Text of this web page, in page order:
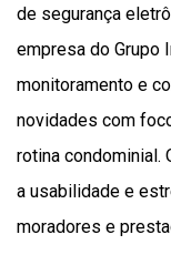
de segurança
empresa do Grupo
monitoramento e
novidades com
rotina condominial.
a usabilidade e
moradores e